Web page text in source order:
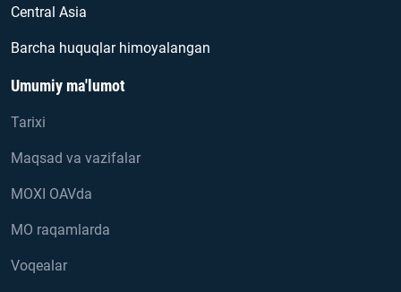
Central Asia
Barcha huquqlar himoyalangan
Umumiy ma'lumot
Tarixi
Maqsad va vazifalar
MOXI OAVda
MO raqamlarda
Voqealar